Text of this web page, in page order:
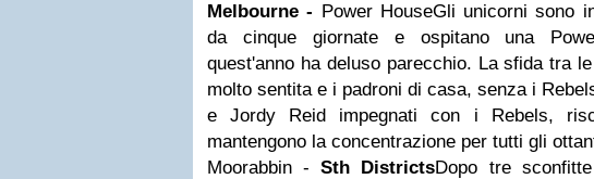
Melbourne - Power HouseGli unicorni sono
da cinque giornate e ospitano una
quest'anno ha deluso parecchio. La sfida tra
molto sentita e i padroni di casa, senza i
e Jordy Reid impegnati con i Rebels,
mantengono la concentrazione per tutti gli
Moorabbin -Sth DistrictsDopo tre